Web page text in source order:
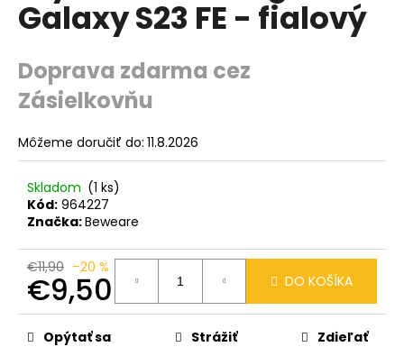
Galaxy S23 FE - fialový
Doprava zdarma cez
Zásielkovňu
Môžeme doručiť do: 11.8.2026
Skladom (1 ks)
Kód: 964227
Značka:Beweare
€11,90 –20 %
€9,50
Jednotková
cena:
DO KOŠÍKA
Opýtať sa Strážiť Zdieľať
a
e